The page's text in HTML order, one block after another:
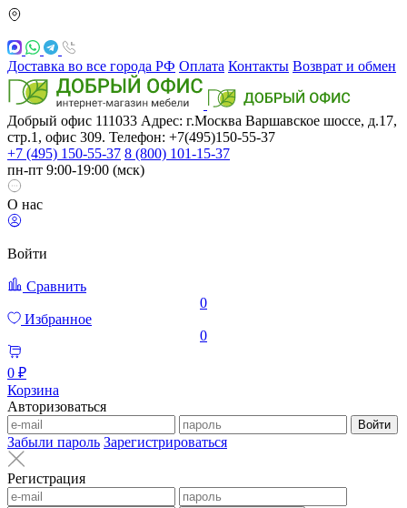
Доставка во все города РФ Оплата Контакты Возврат и обмен
Добрый офис 111033 Адрес: г.Москва Варшавское шоссе, д.17,
стр.1, офис 309. Телефон: +7(495)150-55-37
+7 (495) 150-55-37 8 (800) 101-15-37
пн-пт 9:00-19:00 (мск)
О нас
Войти
Сравнить
0
Избранное
0
0 ₽
Корзина
Авторизоваться
Войти
Забыли пароль Зарегистрироваться
Регистрация